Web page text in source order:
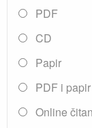
PDF
CD
Papir
PDF i papir
Online